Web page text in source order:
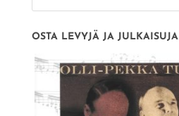
OSTA LEVYJÄ JA JULKAISUJA